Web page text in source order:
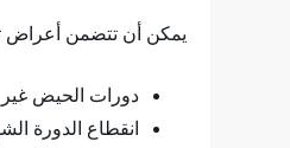
يمكن أن تتضمن أعراض
دورات الحيض غير
انقطاع الدورة